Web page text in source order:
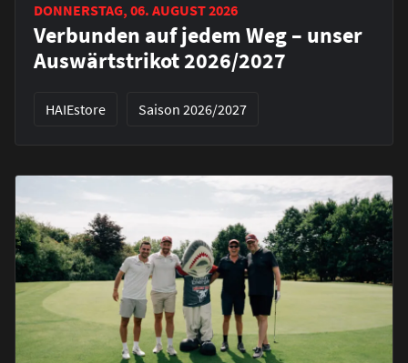
DONNERSTAG, 06. AUGUST 2026
Verbunden auf jedem Weg – unser
Auswärtstrikot 2026/2027
HAIEstore Saison 2026/2027